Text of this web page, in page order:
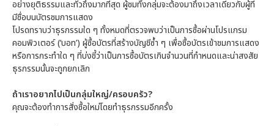
อย่างยุติธรรมและทั่วถึงมากที่สุด ผู้ชมทั้งกลุ่มจะต้องมาถึงเวลาเดียวกับผู้ที่
มีชื่อบนบัตรชมการแสดง
โปรดทราบว่าธุรกรรมใด ๆ ทั้งหมดที่ตรวจพบว่าเป็นการซื้อผ่านโปรแกรม
คอมพิวเตอร์ (‘บอท’) ผู้ซื้อบัตรที่สร้างบัญชีซ้ำ ๆ เพื่อซื้อบัตรเข้าชมการแสดง
หรือการกระทำใด ๆ ที่บ่งชี้ว่าเป็นการซื้อบัตรเกินจำนวนที่กำหนดและน่าสงสัย
ธุรกรรมนั้นจะถูกยกเลิก
ถ้าเราอยากไปเป็นกลุ่มใหญ่/ครอบครัว?
คุณจะต้องทำการสั่งซื้อใหม่โดยทำธุรกรรมอีกครั้ง